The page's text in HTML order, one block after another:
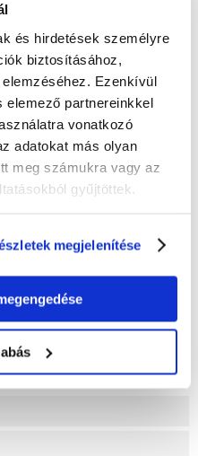
és hirdetések személyre
biztosításához,
Ezenkívül
elemező partnereinkkel
vonatkozó
adatokat más olyan
meg számukra vagy az
gyűjtöttek.
megjelenítése
bőrből készültek,
immunrendszert. Súly 100g, 5
KÉRDEZZ TŐLÜNK!